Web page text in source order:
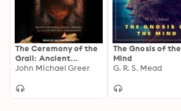
The Ceremony of the
Grail: Ancient
Mysteries, Gnostic
Lost Rituals of
John Michael Greer
The Gnosis of the
Mind
G. R. S. Mead